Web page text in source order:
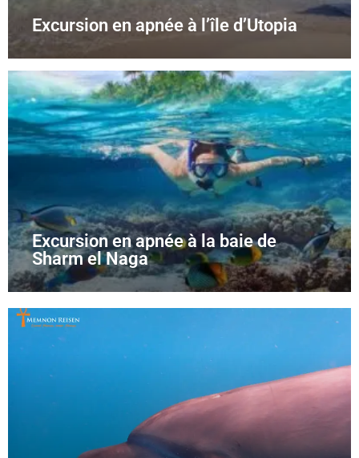
Excursion en apnée à l’île d’Utopia
Excursion en apnée à la baie de
Sharm el Naga